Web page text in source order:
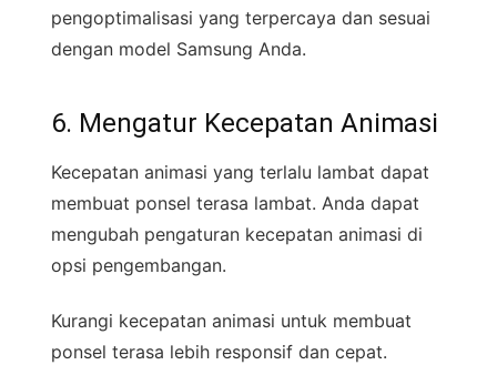
pengoptimalisasi yang terpercaya dan sesuai
dengan model Samsung Anda.
6. Mengatur Kecepatan Animasi
Kecepatan animasi yang terlalu lambat dapat
membuat ponsel terasa lambat. Anda dapat
mengubah pengaturan kecepatan animasi di
opsi pengembangan.
Kurangi kecepatan animasi untuk membuat
ponsel terasa lebih responsif dan cepat.